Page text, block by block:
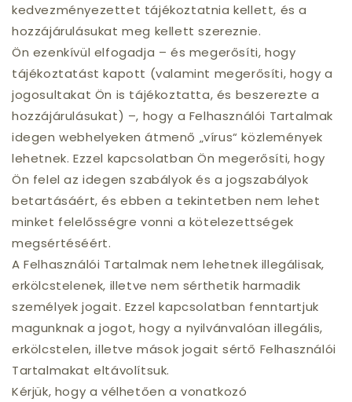
kedvezményezettet tájékoztatnia kellett, és a
hozzájárulásukat meg kellett szereznie.
Ön ezenkívül elfogadja – és megerősíti, hogy
tájékoztatást kapott (valamint megerősíti, hogy a
jogosultakat Ön is tájékoztatta, és beszerezte a
hozzájárulásukat) –, hogy a Felhasználói Tartalmak
idegen webhelyeken átmenő „vírus“ közlemények
lehetnek. Ezzel kapcsolatban Ön megerősíti, hogy
Ön felel az idegen szabályok és a jogszabályok
betartásáért, és ebben a tekintetben nem lehet
minket felelősségre vonni a kötelezettségek
megsértéséért.
A Felhasználói Tartalmak nem lehetnek illegálisak,
erkölcstelenek, illetve nem sérthetik harmadik
személyek jogait. Ezzel kapcsolatban fenntartjuk
magunknak a jogot, hogy a nyilvánvalóan illegális,
erkölcstelen, illetve mások jogait sértő Felhasználói
Tartalmakat eltávolítsuk.
Kérjük, hogy a vélhetően a vonatkozó